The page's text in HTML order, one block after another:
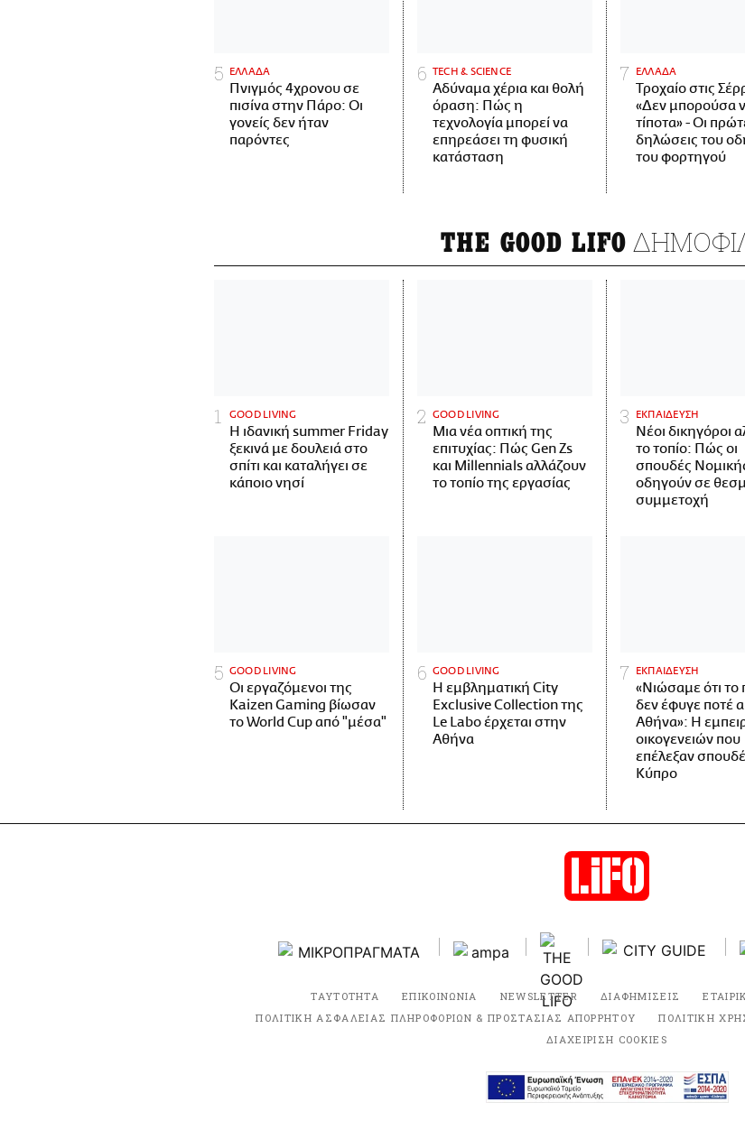
ΕΛΛΑΔΑ
Πνιγμός 4χρονου σε
πισίνα στην Πάρο: Οι
γονείς δεν ήταν
παρόντες
ΤECH & SCIENCE
Αδύναμα χέρια και θολή
όραση: Πώς η
τεχνολογία μπορεί να
επηρεάσει τη φυσική
κατάσταση
ΕΛΛΑΔΑ
Τροχαίο στις
«Δεν μπορούσα
τίποτα» - Οι
δηλώσεις του
του φορτηγού
THE GOOD LIFO
GOOD LIVING
Η ιδανική summer Friday
ξεκινά με δουλειά στο
σπίτι και καταλήγει σε
κάποιο νησί
GOOD LIVING
Μια νέα οπτική της
επιτυχίας: Πώς Gen Zs
και Millennials αλλάζουν
το τοπίο της εργασίας
ΕΚΠΑΙΔΕΥΣΗ
Νέοι δικηγόροι
το τοπίο: Πώς οι
σπουδές
οδηγούν σε
συμμετοχή
GOOD LIVING
Οι εργαζόμενοι της
Kaizen Gaming βίωσαν
το World Cup από "μέσα"
GOOD LIVING
Η εμβληματική City
Exclusive Collection της
Le Labo έρχεται στην
Αθήνα
ΕΚΠΑΙΔΕΥΣΗ
«Νιώσαμε ότι το
δεν έφυγε ποτέ
Αθήνα»: Η
οικογενειών που
επέλεξαν
Κύπρο
ΤΑΥΤΟΤΗΤΑ ΕΠΙΚΟΙΝΩΝΙΑ NEWSLETTER ΔΙΑΦΗΜΙΣΕΙΣ
ΠΟΛΙΤΙΚΗ ΑΣΦΑΛΕΙΑΣ ΠΛΗΡΟΦΟΡΙΩΝ & ΠΡΟΣΤΑΣΙΑΣ ΑΠΟΡΡΗΤΟΥ
ΠΟΛΙΤΙΚΗ
ΔΙΑΧΕΙΡΙΣΗ COOKIES